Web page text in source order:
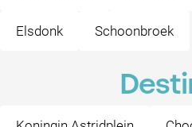
Elsdonk Schoonbroek